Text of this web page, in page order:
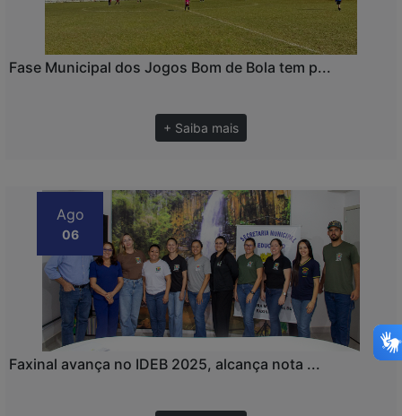
Fase Municipal dos Jogos Bom de Bola tem p...
+ Saiba mais
Ago
06
Faxinal avança no IDEB 2025, alcança nota ...